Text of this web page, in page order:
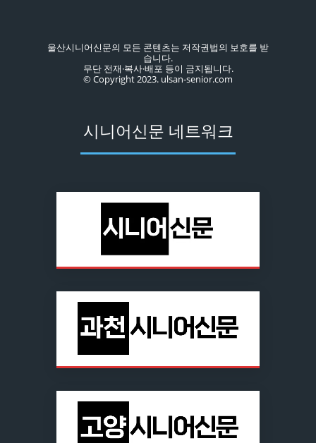
울산시니어신문의 모든 콘텐츠는 저작권법의 보호를 받
습니다.
무단 전재·복사·배포 등이 금지됩니다.
© Copyright 2023. ulsan-senior.com
시니어신문 네트워크